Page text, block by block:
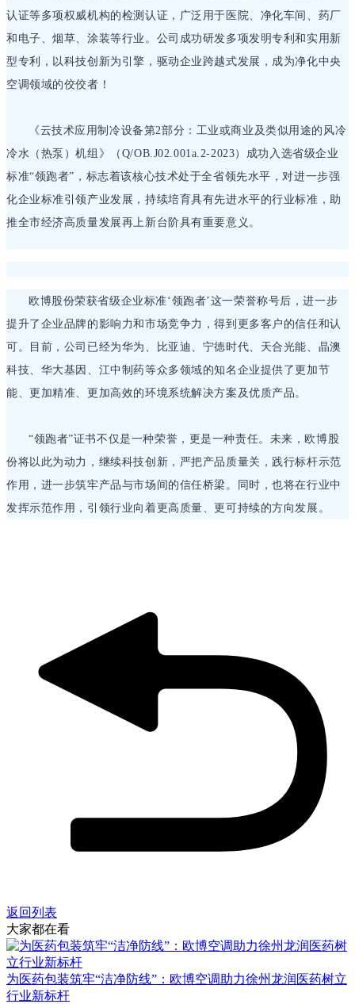
认证等多项权威机构的检测认证，广泛用于医院、净化车间、药厂
和电子、烟草、涂装等行业。公司成功研发多项发明专利和实用新
型专利，以科技创新为引擎，驱动企业跨越式发展，成为净化中央
空调领域的佼佼者！
《云技术应用制冷设备第2部分：工业或商业及类似用途的风冷
冷水（热泵）机组》（Q/OB.J02.001a.2-2023）成功入选省级企业
标准“领跑者”，标志着该核心技术处于全省领先水平，对进一步强
化企业标准引领产业发展，持续培育具有先进水平的行业标准，助
推全市经济高质量发展再上新台阶具有重要意义。
欧博股份荣获省级企业标准‘领跑者’这一荣誉称号后，进一步
提升了企业品牌的影响力和市场竞争力，得到更多客户的信任和认
可。目前，公司 已经为华为、比亚迪、宁徳时代、天合光能、晶澳
科技、华大基因、江中制药等众多领域的知名企业提供了更加节
能、更加精准、更加高效的环境系统解决方案及优质产品。
“领跑者”证书不仅是一种荣誉，更是一种责任。未来，欧博股
份将以此为动力，继续科技创新， 严把产品质量关，践行标杆示范
作用，进一步筑牢产品与市场间的信任桥梁。同时，也将在行业中
发挥示范作用，引领行业向着更高质量、更可持续的方向发展。
返回列表
大家都在看
为医药包装筑牢“洁净防线”：欧博空调助力徐州龙润医药树立
行业新标杆